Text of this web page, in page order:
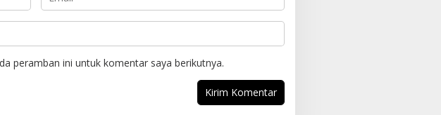
peramban ini untuk komentar saya berikutnya.